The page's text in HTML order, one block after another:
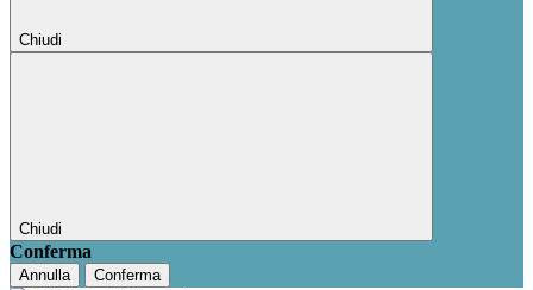
Chiudi
Chiudi
Conferma
Annulla Conferma